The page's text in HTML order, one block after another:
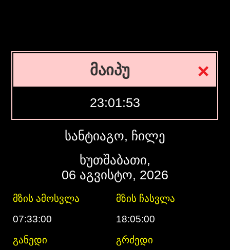
მაიპუ
23:01:54
სანტიაგო, ჩილე
ხუთშაბათი,
06 აგვისტო, 2026
მზის ამოსვლა
მზის ჩასვლა
07:33:00
18:05:00
განედი
გრძედი